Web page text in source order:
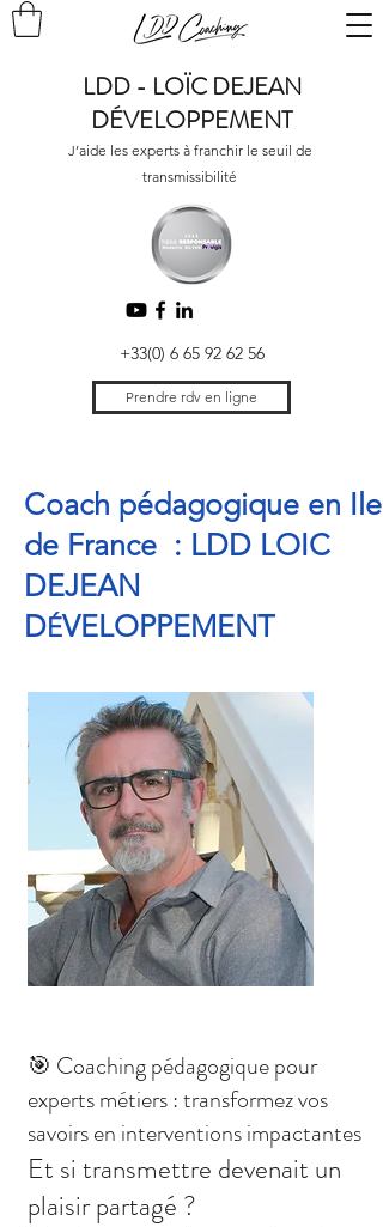
Prendre rdv en ligne
+33(0) 6 65 92 62 56
LDD - LOÏC DEJEAN
DÉVELOPPEMENT
J’aide les experts à franchir le seuil de
transmissibilité
Coach pédagogique en Ile
de France : LDD LOIC
DEJEAN
DÉVELOPPEMENT
🎯 Coaching pédagogique pour
experts métiers : transformez vos
savoirs en interventions impactantes
Et si transmettre devenait un
plaisir partagé ?